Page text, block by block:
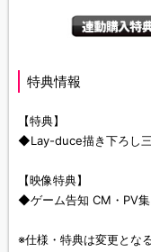
特典情報
【特典】
◆Lay-duce描き下ろし
【映像特典】
◆ゲーム告知 CM・PV集
※仕様・特典は変更とな